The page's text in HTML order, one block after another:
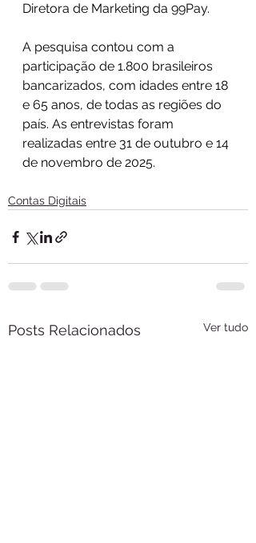
Diretora de Marketing da 99Pay.
A pesquisa contou com a
participação de 1.800 brasileiros
bancarizados, com idades entre 18
e 65 anos, de todas as regiões do
país. As entrevistas foram
realizadas entre 31 de outubro e 14
de novembro de 2025.
Contas Digitais
Posts Relacionados Ver tudo